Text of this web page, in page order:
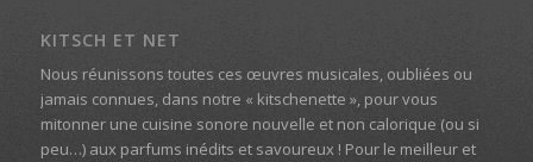
KITSCH ET NET
Nous réunissons toutes ces œuvres musicales, oubliées ou
jamais connues, dans notre « kitschenette », pour vous
mitonner une cuisine sonore nouvelle et non calorique (ou si
peu…) aux parfums inédits et savoureux ! Pour le meilleur et